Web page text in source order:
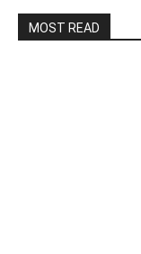
MOST READ